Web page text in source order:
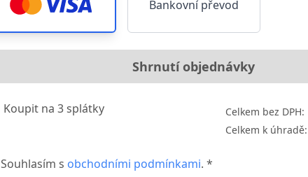
Bankovní převod
Shrnutí objednávky
Koupit na 3splátky Celkem bez DPH:
Celkem k úhradě:
Souhlasím s obchodními podmínkami. *